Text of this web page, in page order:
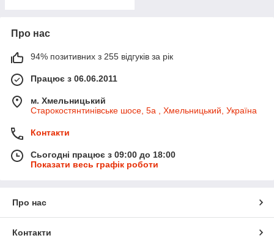
Про нас
94% позитивних з 255 відгуків за рік
Працює з 06.06.2011
м. Хмельницький
Старокостянтинівське шосе, 5а , Хмельницький, Україна
Контакти
Сьогодні працює з 09:00 до 18:00
Показати весь графік роботи
Про нас
Контакти